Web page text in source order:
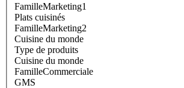
FamilleMarketing1
Plats cuisinés
FamilleMarketing2
Cuisine du monde
Type de produits
Cuisine du monde
FamilleCommerciale
GMS